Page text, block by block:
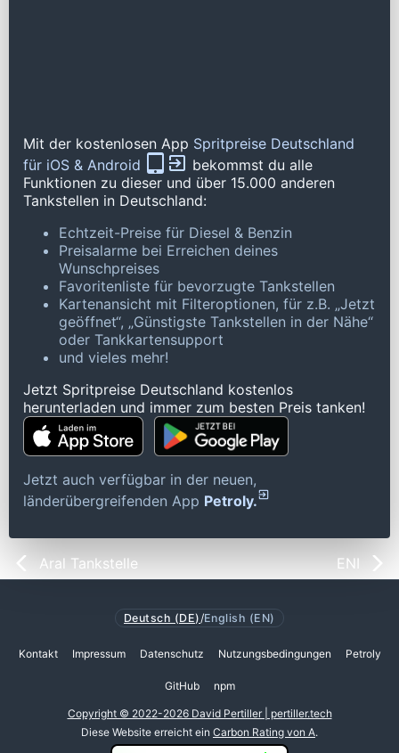
Mit der kostenlosen App Spritpreise Deutschland
für iOS & Android
bekommst du alle
Funktionen zu dieser und über 15.000 anderen
Tankstellen in Deutschland:
Echtzeit-Preise für Diesel & Benzin
Preisalarme bei Erreichen deines
Wunschpreises
Favoritenliste für bevorzugte Tankstellen
Kartenansicht mit Filteroptionen, für z.B. „Jetzt
geöffnet“, „Günstigste Tankstellen in der Nähe“
oder Tankkartensupport
und vieles mehr!
Jetzt Spritpreise Deutschland kostenlos
herunterladen und immer zum besten Preis tanken!
Jetzt auch verfügbar in der neuen,
länderübergreifenden App Petroly.
Aral Tankstelle ENI
Deutsch (DE) /English (EN)
Kontakt Impressum Datenschutz Nutzungsbedingungen Petroly
GitHub npm
Copyright © 2022-2026 David Pertiller | pertiller.tech
Diese Website erreicht ein Carbon Rating von A.